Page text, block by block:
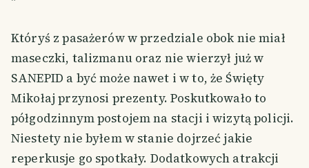
Któryś z pasażerów w przedziale obok nie miał
maseczki, talizmanu oraz nie wierzył już w
SANEPID a być może nawet i w to, że Święty
Mikołaj przynosi prezenty. Poskutkowało to
półgodzinnym postojem na stacji i wizytą policji.
Niestety nie byłem w stanie dojrzeć jakie
reperkusje go spotkały. Dodatkowych atrakcji